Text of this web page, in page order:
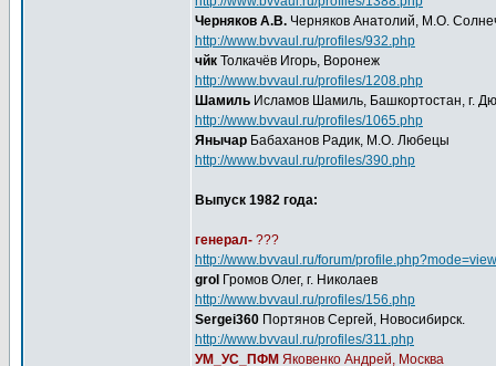
Черняков А.В. Черняков Анатолий, М.О.
http://www.bvvaul.ru/profiles/932.php
чйк Толкачёв Игорь, Воронеж
http://www.bvvaul.ru/profiles/1208.php
Шамиль Исламов Шамиль, Башкортостан, г.
http://www.bvvaul.ru/profiles/1065.php
Янычар Бабаханов Радик, М.О. Любецы
http://www.bvvaul.ru/profiles/390.php
Выпуск 1982 года:
генерал- ???
http://www.bvvaul.ru/forum/
grol Громов Олег, г. Николаев
http://www.bvvaul.ru/profiles/156.php
Sergei360 Портянов Сергей, Новосибирск.
http://www.bvvaul.ru/profiles/311.php
УМ_УС_ПФМ Яковенко Андрей, Москва